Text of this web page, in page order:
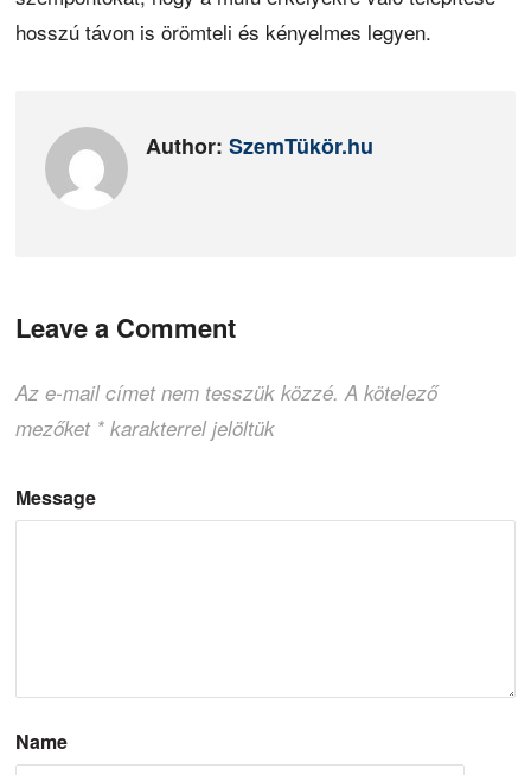
hosszú távon is örömteli és kényelmes legyen.
Author:SzemTükör.hu
Leave a Comment
Az e-mail címet nem tesszük közzé. A kötelező
mezőket * karakterrel jelöltük
Message
Name